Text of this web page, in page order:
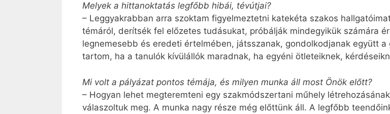
Melyek a hittanoktatás legfőbb hibái, tévútjai?
– Leggyakrabban arra szoktam figyelmeztetni katekéta szakos
témáról, derítsék fel előzetes tudásukat, próbálják mindegyikük számára
legnemesebb és eredeti értelmében, játsszanak, gondolkodjanak együtt
tartom, ha a tanulók kívülállók maradnak, ha egyéni ötleteiknek,
Mi volt a pályázat pontos témája, és milyen munka áll most Önök előtt?
– Hogyan lehet megteremteni egy szakmódszertani műhely
válaszoltuk meg. A munka nagy része még előttünk áll. A legfőbb